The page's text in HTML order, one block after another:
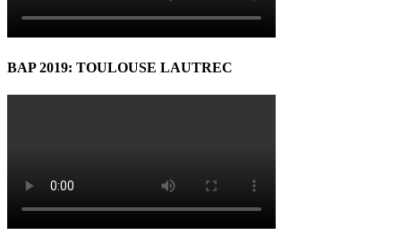
BAP 2019: TOULOUSE LAUTREC